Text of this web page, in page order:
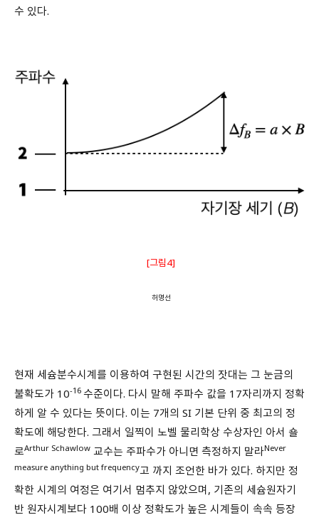
수 있다.
[그림4]
허명선
현재 세슘분수시계를 이용하여 구현된 시간의 잣대는 그 눈금의
불확도가 10-16 수준이다. 다시 말해 주파수 값을 17자리까지 정확
하게 알 수 있다는 뜻이다. 이는 7개의 SI 기본 단위 중 최고의 정
확도에 해당한다. 그래서 일찍이 노벨 물리학상 수상자인 아서 숄
로Arthur Schawlow 교수는 주파수가 아니면 측정하지 말라Never
measure anything but frequency고 까지 조언한 바가 있다. 하지만 정
확한 시계의 여정은 여기서 멈추지 않았으며, 기존의 세슘원자기
반 원자시계보다 100배 이상 정확도가 높은 시계들이 속속 등장